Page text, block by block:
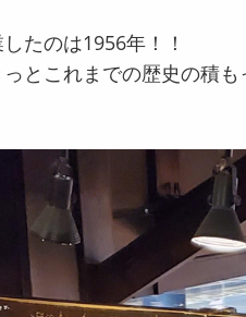
たのは1956年！！
とこれまでの歴史の積